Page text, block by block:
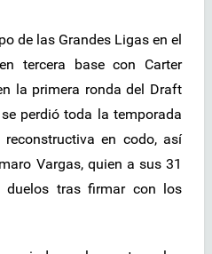
de las Grandes Ligas en el
tercera base con Carter
la primera ronda del Draft
perdió toda la temporada
en codo, así
Vargas, quien a sus 31
tras firmar con los